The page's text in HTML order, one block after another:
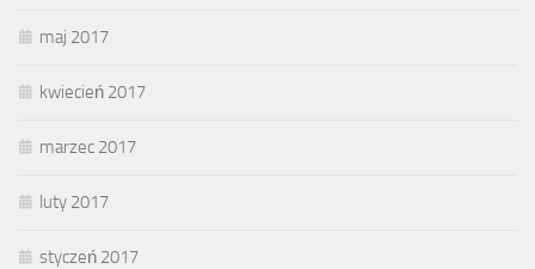
maj 2017
kwiecień 2017
marzec 2017
luty 2017
styczeń 2017